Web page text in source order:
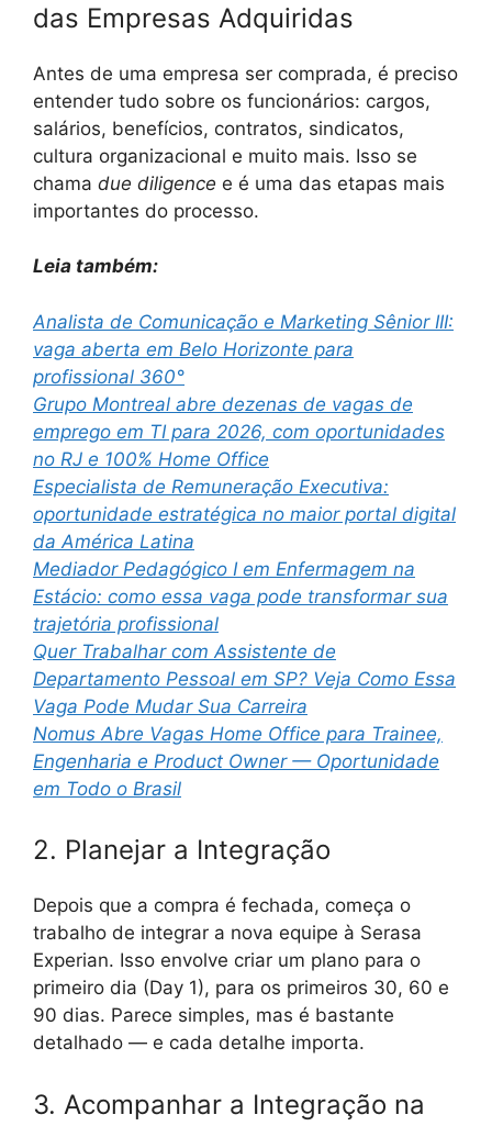
das Empresas Adquiridas
Antes de uma empresa ser comprada, é preciso
entender tudo sobre os funcionários: cargos,
salários, benefícios, contratos, sindicatos,
cultura organizacional e muito mais. Isso se
chama due diligence e é uma das etapas mais
importantes do processo.
Leia também:
Analista de Comunicação e Marketing Sênior III:
vaga aberta em Belo Horizonte para
profissional 360°
Grupo Montreal abre dezenas de vagas de
emprego em TI para 2026, com oportunidades
no RJ e 100% Home Office
Especialista de Remuneração Executiva:
oportunidade estratégica no maior portal digital
da América Latina
Mediador Pedagógico I em Enfermagem na
Estácio: como essa vaga pode transformar sua
trajetória profissional
Quer Trabalhar com Assistente de
Departamento Pessoal em SP? Veja Como Essa
Vaga Pode Mudar Sua Carreira
Nomus Abre Vagas Home Office para Trainee,
Engenharia e Product Owner — Oportunidade
em Todo o Brasil
2. Planejar a Integração
Depois que a compra é fechada, começa o
trabalho de integrar a nova equipe à Serasa
Experian. Isso envolve criar um plano para o
primeiro dia (Day 1), para os primeiros 30, 60 e
90 dias. Parece simples, mas é bastante
detalhado — e cada detalhe importa.
3. Acompanhar a Integração na